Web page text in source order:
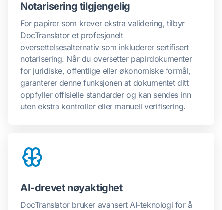
Notarisering tilgjengelig
For papirer som krever ekstra validering, tilbyr
DocTranslator et profesjonelt
oversettelsesalternativ som inkluderer sertifisert
notarisering. Når du oversetter papirdokumenter
for juridiske, offentlige eller økonomiske formål,
garanterer denne funksjonen at dokumentet ditt
oppfyller offisielle standarder og kan sendes inn
uten ekstra kontroller eller manuell verifisering.
AI-drevet nøyaktighet
DocTranslator bruker avansert AI-teknologi for å